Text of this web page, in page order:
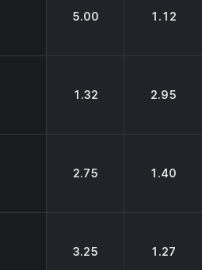
5.00 1.12
1.32 2.95
2.75 1.40
3.25 1.27